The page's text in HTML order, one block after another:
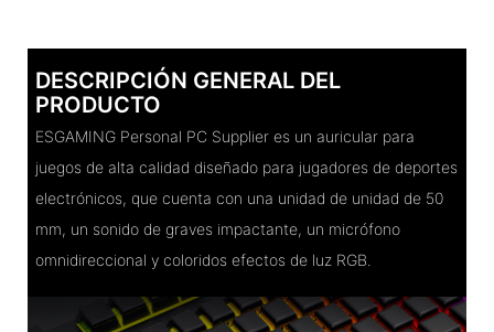
DESCRIPCIÓN GENERAL DEL
PRODUCTO
ESGAMING Personal PC Supplier es un auricular para
juegos de alta calidad diseñado para jugadores de deportes
electrónicos, que cuenta con una unidad de unidad de 50
mm, un sonido de graves impactante, un micrófono
omnidireccional y coloridos efectos de luz RGB.